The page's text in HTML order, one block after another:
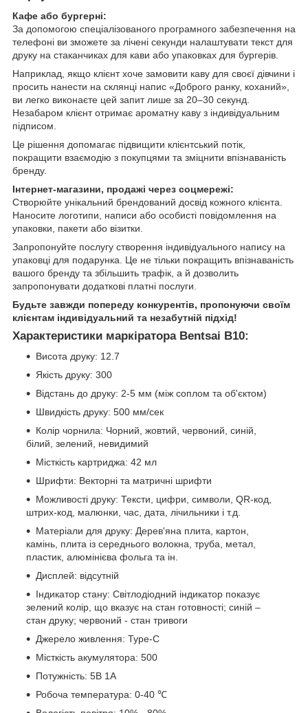
Кафе або бургерні:
За допомогою спеціалізованого програмного забезпечення на
телефоні ви зможете за лічені секунди налаштувати текст для
друку на стаканчиках для кави або упаковках для бургерів.
Наприклад, якщо клієнт хоче замовити каву для своєї дівчини і
просить нанести на склянці напис «Доброго ранку, коханий»,
ви легко виконаєте цей запит лише за 20–30 секунд.
Незабаром клієнт отримає ароматну каву з індивідуальним
підписом.
Це рішення допомагає підвищити клієнтський потік,
покращити взаємодію з покупцями та зміцнити впізнаваність
бренду.
Інтернет-магазини, продажі через соцмережі:
Створюйте унікальний брендований досвід кожного клієнта.
Наносите логотипи, написи або особисті повідомлення на
упаковки, пакети або візитки.
Запропонуйте послугу створення індивідуального напису на
упаковці для подарунка. Це не тільки покращить впізнаваність
вашого бренду та збільшить трафік, а й дозволить
запропонувати додаткові платні послуги.
Будьте завжди попереду конкурентів, пропонуючи своїм
клієнтам індивідуальний та незабутній підхід!
Характеристики маркіратора Bentsai B10:
​​​​​​​Висота друку: 12.7
Якість друку: 300
Відстань до друку: 2-5 мм (між соплом та об'єктом)
Швидкість друку: 500 мм/сек
Колір чорнила: Чорний, жовтий, червоний, синій,
білий, зелений, невидимий
Місткість картриджа: 42 мл
Шрифти: Векторні та матричні шрифти
Можливості друку: Тексти, цифри, символи, QR-код,
штрих-код, малюнки, час, дата, лічильники і т.д.
Матеріали для друку: Дерев'яна плита, картон,
камінь, плита із середнього волокна, труба, метал,
пластик, алюмінієва фольга та ін.
Дисплей: відсутній
Індикатор стану: Світлодіодний індикатор показує
зелений колір, що вказує на стан готовності; синій –
стан друку; червоний - стан тривоги
Джерело живлення: Type-C
Місткість акумулятора: 500
Потужність: 5В 1А
Робоча температура: 0-40 ℃